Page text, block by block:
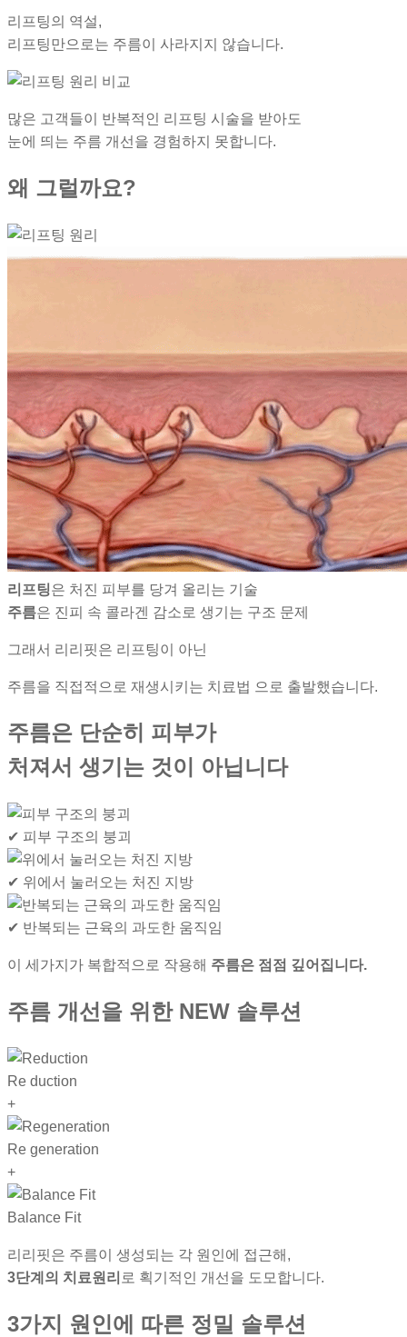
리프팅의 역설,
리프팅만으로는 주름이 사라지지 않습니다.
많은 고객들이 반복적인 리프팅 시술을 받아도
눈에 띄는 주름 개선을 경험하지 못합니다.
왜 그럴까요?
리프팅은 처진 피부를 당겨 올리는 기술
주름은 진피 속 콜라겐 감소로 생기는 구조 문제
그래서 리리핏은 리프팅이 아닌
주름을 직접적으로 재생시키는 치료법 으로 출발했습니다.
주름은 단순히 피부가
처져서 생기는 것이 아닙니다
✔ 피부 구조의 붕괴
✔ 위에서 눌러오는 처진 지방
✔ 반복되는 근육의 과도한 움직임
이 세가지가 복합적으로 작용해 주름은 점점 깊어집니다.
주름 개선을 위한 NEW 솔루션
Re duction
+
Re generation
+
Balance Fit
리리핏은 주름이 생성되는 각 원인에 접근해,
3단계의 치료원리 로 획기적인 개선을 도모합니다.
3가지 원인에 따른 정밀 솔루션